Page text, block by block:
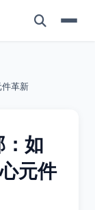
革新
如
元件